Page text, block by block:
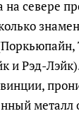
на севере
и Рэд-Лэйк).